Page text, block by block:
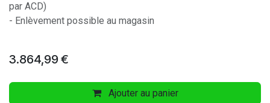
par ACD)
- Enlèvement possible au magasin
3.864,99€
Ajouter au panier